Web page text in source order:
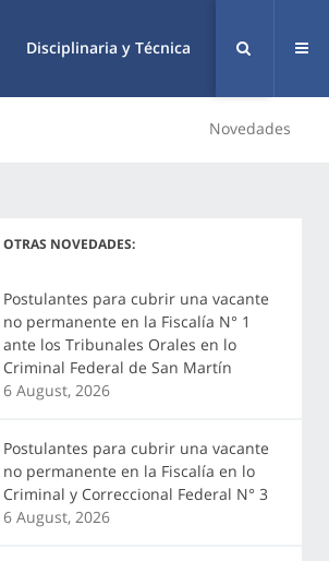
Disciplinaria y Técnica
Novedades
OTRAS NOVEDADES:
Postulantes para cubrir una vacante
no permanente en la Fiscalía N° 1
ante los Tribunales Orales en lo
Criminal Federal de San Martín
6 August, 2026
Postulantes para cubrir una vacante
no permanente en la Fiscalía en lo
Criminal y Correccional Federal N° 3
6 August, 2026